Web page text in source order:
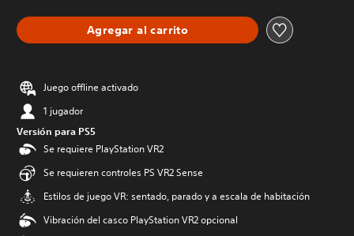
Agregar al carrito
Juego offline activado
1 jugador
Versión para PS5
Se requiere PlayStation VR2
Se requieren controles PS VR2 Sense
Estilos de juego VR: sentado, parado y a escala de habitación
Vibración del casco PlayStation VR2 opcional